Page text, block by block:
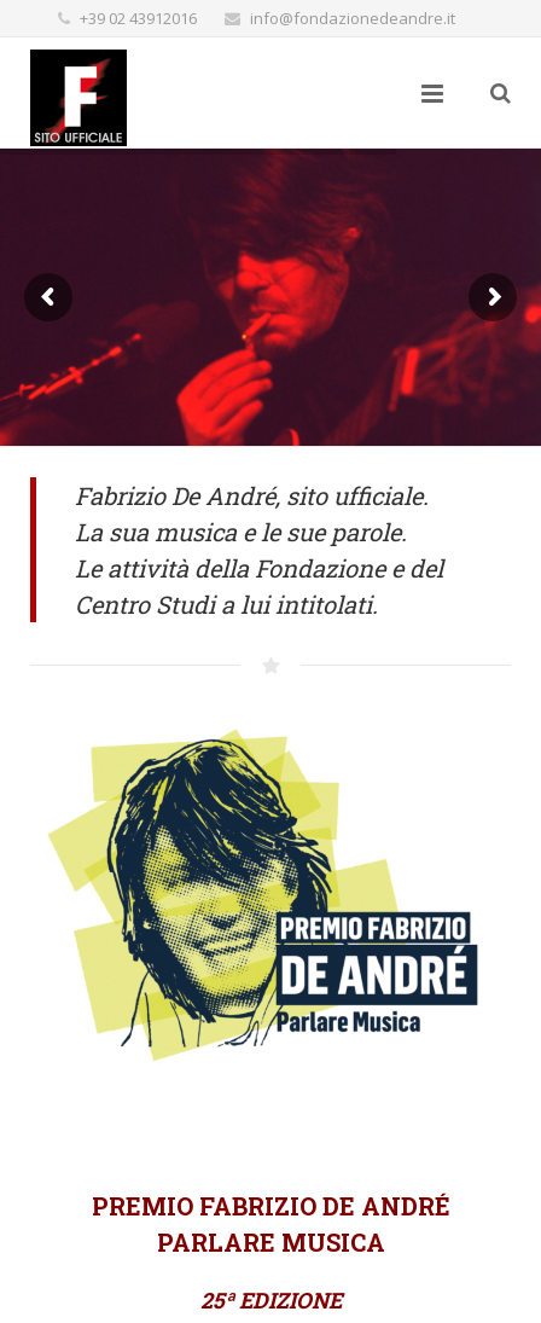
+39 02 43912016 info@fondazionedeandre.it
Fabrizio De André, sito ufficiale.
La sua musica e le sue parole.
Le attività della Fondazione e del
Centro Studi a lui intitolati.
PREMIO FABRIZIO DE ANDRÉ
PARLARE MUSICA
25ª EDIZIONE